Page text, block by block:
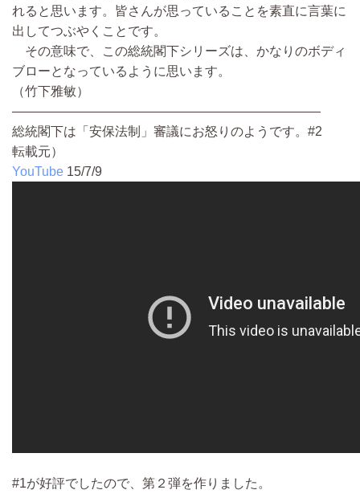
れると思います。皆さんが思っていることを素直に言葉に
出してつぶやくことです。
その意味で、この総統閣下シリーズは、かなりのボディ
ブローとなっているように思います。
（竹下雅敏）
――――――――――――――――――――――――
総統閣下は「安保法制」審議にお怒りのようです。#2
転載元）
YouTube 15/7/9
#1が好評でしたので、第２弾を作りました。